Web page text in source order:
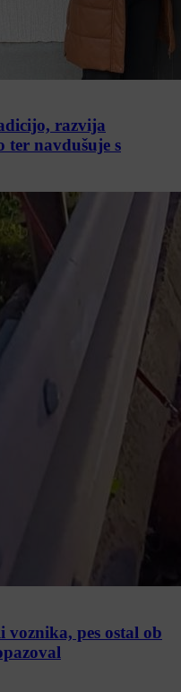
razvija
ter navdušuje s
voznika, pes ostal ob